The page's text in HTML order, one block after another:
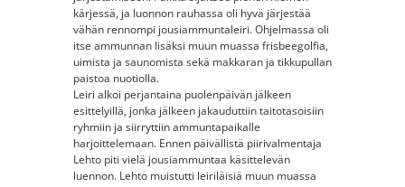
kärjessä, ja luonnon rauhassa oli hyvä järjestää
vähän rennompi jousiammuntaleiri. Ohjelmassa oli
itse ammunnan lisäksi muun muassa frisbeegolfia,
uimista ja saunomista sekä makkaran ja tikkupullan
paistoa nuotiolla.
Leiri alkoi perjantaina puolenpäivän jälkeen
esittelyillä, jonka jälkeen jakauduttiin taitotasoisiin
ryhmiin ja siirryttiin ammuntapaikalle
harjoittelemaan. Ennen päivällistä piirivalmentaja
Lehto piti vielä jousiammuntaa käsittelevän
luennon. Lehto muistutti leiriläisiä muun muassa